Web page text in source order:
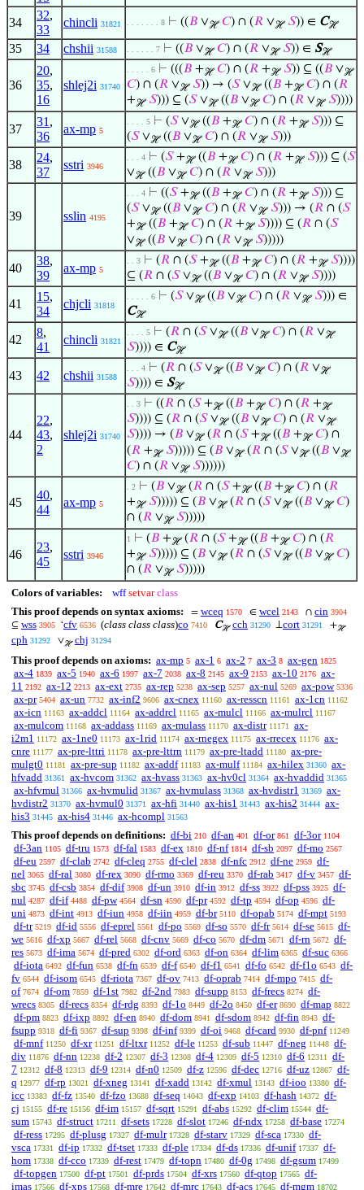
34
32,
33
chincli 31821 . . . . . . . 8 ⊢ ((𝐵 ∨ℋ 𝐶) ∩ (𝑅 ∨ℋ 𝑆)) ∈ Cℋ
35 34 chshii 31588 . . . . . . 7 ⊢ ((𝐵 ∨ℋ 𝐶) ∩ (𝑅 ∨ℋ 𝑆)) ∈ Sℋ
36
20,
35,
16
shlej2i 31740
. . . . . 6 ⊢ (((𝐵 +ℋ 𝐶) ∩ (𝑅 +ℋ 𝑆)) ⊆ ((𝐵 ∨ℋ
𝐶) ∩ (𝑅 ∨ℋ 𝑆)) → (𝑆∨ℋ((𝐵 +ℋ 𝐶) ∩ (𝑅
+ℋ 𝑆))) ⊆ (𝑆∨ℋ((𝐵 ∨ℋ 𝐶) ∩ (𝑅 ∨ℋ 𝑆))))
37
31 ,
36
ax-mp 5
. . . . 5 ⊢ (𝑆∨ℋ((𝐵 +ℋ 𝐶) ∩ (𝑅 +ℋ 𝑆))) ⊆
(𝑆∨ℋ((𝐵 ∨ℋ 𝐶) ∩ (𝑅 ∨ℋ 𝑆)))
38
24,
37
sstri 3946
. . . 4 ⊢ (𝑆+ℋ((𝐵 +ℋ 𝐶) ∩ (𝑅 +ℋ 𝑆))) ⊆ (𝑆
∨ℋ((𝐵 ∨ℋ 𝐶) ∩ (𝑅 ∨ℋ 𝑆)))
39 sslin 4195
. . . 4 ⊢ ((𝑆+ℋ((𝐵 +ℋ 𝐶) ∩ (𝑅 +ℋ 𝑆))) ⊆
(𝑆∨ℋ((𝐵 ∨ℋ 𝐶) ∩ (𝑅 ∨ℋ 𝑆))) → (𝑅 ∩ (𝑆
+ℋ((𝐵 +ℋ 𝐶) ∩ (𝑅 +ℋ 𝑆)))) ⊆ (𝑅 ∩ (𝑆
∨ℋ((𝐵 ∨ℋ 𝐶) ∩ (𝑅 ∨ℋ 𝑆)))))
40
38,
39
ax-mp 5
. . 3 ⊢ (𝑅 ∩ (𝑆+ℋ((𝐵 +ℋ 𝐶) ∩ (𝑅 +ℋ 𝑆))))
⊆ (𝑅 ∩ (𝑆∨ℋ((𝐵 ∨ℋ 𝐶) ∩ (𝑅 ∨ℋ 𝑆))))
41
15,
34
chjcli 31818
. . . . . 6 ⊢ (𝑆∨ℋ((𝐵 ∨ℋ 𝐶) ∩ (𝑅 ∨ℋ 𝑆))) ∈
Cℋ
42
8,
41
chincli 31821
. . . . 5 ⊢ (𝑅 ∩ (𝑆∨ℋ((𝐵 ∨ℋ 𝐶) ∩ (𝑅 ∨ℋ
𝑆)))) ∈ Cℋ
43 42 chshii 31588
. . . 4 ⊢ (𝑅 ∩ (𝑆∨ℋ((𝐵 ∨ℋ 𝐶) ∩ (𝑅 ∨ℋ
𝑆)))) ∈ Sℋ
44
22,
43,
2
shlej2i 31740
. . 3 ⊢ ((𝑅 ∩ (𝑆+ℋ((𝐵 +ℋ 𝐶) ∩ (𝑅 +ℋ
𝑆)))) ⊆ (𝑅 ∩ (𝑆∨ℋ((𝐵 ∨ℋ 𝐶) ∩ (𝑅 ∨ℋ
𝑆)))) → (𝐵 ∨ℋ(𝑅 ∩ (𝑆+ℋ((𝐵 +ℋ 𝐶) ∩
(𝑅 +ℋ 𝑆))))) ⊆ (𝐵 ∨ℋ(𝑅 ∩ (𝑆∨ℋ((𝐵 ∨ℋ
𝐶) ∩ (𝑅 ∨ℋ 𝑆))))))
45
40,
44
ax-mp 5
. 2 ⊢ (𝐵 ∨ℋ(𝑅 ∩ (𝑆+ℋ((𝐵 +ℋ 𝐶) ∩ (𝑅
+ℋ 𝑆))))) ⊆ (𝐵 ∨ℋ(𝑅 ∩ (𝑆∨ℋ((𝐵 ∨ℋ 𝐶)
∩ (𝑅 ∨ℋ 𝑆)))))
46
23,
45
sstri 3946
1 ⊢ (𝐵 +ℋ(𝑅 ∩ (𝑆+ℋ((𝐵 +ℋ 𝐶) ∩ (𝑅
+ℋ 𝑆))))) ⊆ (𝐵 ∨ℋ(𝑅 ∩ (𝑆∨ℋ((𝐵 ∨ℋ 𝐶)
∩ (𝑅 ∨ℋ 𝑆)))))
Colors of variables: wff setvar class
This proof depends on syntax axioms:
= wceq 1570 ∈ wcel 2143 ∩ cin 3904
⊆ wss 3905 ‘cfv 6536 (class class class)co 7410 Cℋ cch 31290 ⊥cort 31291 +ℋ
cph 31292 ∨ℋ chj 31294
This proof depends on axioms: ax-mp 5 ax-1 6 ax-2 7 ax-3 8 ax-gen 1825
ax-4 1839 ax-5 1940 ax-6 1997 ax-7 2038 ax-8 2145 ax-9 2153 ax-10 2176 ax-
11 2192 ax-12 2213 ax-ext 2735 ax-rep 5238 ax-sep 5257 ax-nul 5269 ax-pow 5336
ax-pr 5404 ax-un 7732 ax-inf2 9606 ax-cnex 11160 ax-resscn 11161 ax-1cn 11162
ax-icn 11163 ax-addcl 11164 ax-addrcl 11165 ax-mulcl 11166 ax-mulrcl 11167
ax-mulcom 11168 ax-addass 11169 ax-mulass 11170 ax-distr 11171
ax-
i2m1 11172 ax-1ne0 11173 ax-1rid 11174 ax-rnegex 11175 ax-rrecex 11176 ax-
cnre 11177 ax-pre-lttri 11178 ax-pre-lttrn 11179 ax-pre-ltadd 11180 ax-pre-
mulgt0 11181 ax-pre-sup 11182 ax-addf 11183 ax-mulf 11184 ax-hilex 31360 ax-
hfvadd 31361 ax-hvcom 31362 ax-hvass 31363 ax-hv0cl 31364 ax-hvaddid 31365
ax-hfvmul 31366 ax-hvmulid 31367 ax-hvmulass 31368 ax-hvdistr1 31369 ax-
hvdistr2 31370 ax-hvmul0 31371 ax-hfi 31440 ax-his1 31443 ax-his2 31444 ax-
his3 31445 ax-his4 31446 ax-hcompl 31563
This proof depends on definitions: df-bi 210 df-an 401 df-or 861 df-3or 1104
df-3an 1105 df-tru 1573 df-fal 1583 df-ex 1810 df-nf 1814 df-sb 2097 df-mo 2567
df-eu 2597 df-clab 2742 df-cleq 2755 df-clel 2838 df-nfc 2912 df-ne 2959 df-
nel 3065 df-ral 3080 df-rex 3090 df-rmo 3369 df-reu 3370 df-rab 3417 df-v 3457 df-
sbc 3745 df-csb 3854 df-dif 3908 df-un 3910 df-in 3912 df-ss 3922 df-pss 3925 df-
nul 4287 df-if 4488 df-pw 4564 df-sn 4590 df-pr 4592 df-tp 4594 df-op 4596 df-
uni 4873 df-int 4913 df-iun 4958 df-iin 4959 df-br 5110 df-opab 5174 df-mpt 5193
df-tr 5219 df-id 5556 df-eprel 5561 df-po 5569 df-so 5570 df-fr 5614 df-se 5615 df-
we 5616 df-xp 5667 df-rel 5668 df-cnv 5669 df-co 5670 df-dm 5671 df-rn 5672 df-
res 5673 df-ima 5674 df-pred 6302 df-ord 6363 df-on 6364 df-lim 6365 df-suc 6366
df-iota 6492 df-fun 6538 df-fn 6539 df-f 6540 df-f1 6541 df-fo 6542 df-f1o 6543 df-
fv 6544 df-isom 6545 df-riota 7367 df-ov 7413 df-oprab 7414 df-mpo 7415 df-
of 7674 df-om 7859 df-1st 7982 df-2nd 7983 df-supp 8153 df-frecs 8274 df-
wrecs 8305 df-recs 8354 df-rdg 8393 df-1o 8449 df-2o 8450 df-er 8690 df-map 8822
df-pm 8823 df-ixp 8892 df-en 8940 df-dom 8941 df-sdom 8942 df-fin 8943 df-
fsupp 9318 df-fi 9367 df-sup 9398 df-inf 9399 df-oi 9468 df-card 9930 df-pnf 11249
df-mnf 11250 df-xr 11251 df-ltxr 11252 df-le 11253 df-sub 11447 df-neg 11448 df-
div 11876 df-nn 12238 df-2 12307 df-3 12308 df-4 12309 df-5 12310 df-6 12311
df-
7 12312 df-8 12313 df-9 12314 df-n0 12509 df-z 12596 df-dec 12716 df-uz 12867 df-
q 12977 df-rp 13021 df-xneg 13141 df-xadd 13142 df-xmul 13143 df-ioo 13380 df-
icc 13383 df-fz 13540 df-fzo 13688 df-seq 14043 df-exp 14103 df-hash 14372 df-
cj 15155 df-re 15156 df-im 15157 df-sqrt 15291 df-abs 15292 df-clim 15544 df-
sum 15743 df-struct 17211 df-sets 17228 df-slot 17246 df-ndx 17258 df-base 17274
df-ress 17295 df-plusg 17327 df-mulr 17328 df-starv 17329 df-sca 17330 df-
vsca 17331 df-ip 17332 df-tset 17333 df-ple 17334 df-ds 17336 df-unif 17337 df-
hom 17338 df-cco 17339 df-rest 17479 df-topn 17480 df-0g 17498 df-gsum 17499
df-topgen 17500 df-pt 17501 df-prds 17504 df-xrs 17560 df-qtop 17565 df-
imas 17566 df-xps 17568 df-mre 17642 df-mrc 17643 df-acs 17645 df-mgm 18702